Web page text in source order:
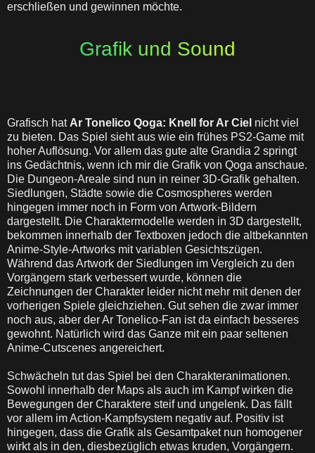
erschließen und gewinnen möchte.
Grafik und Sound
Grafisch hat Ar Tonelico Qoga: Knell for Ar Ciel nicht viel
zu bieten. Das Spiel sieht aus wie ein frühes PS2-Game mit
hoher Auflösung. Vor allem das gute alte Grandia 2 springt
ins Gedächtnis, wenn ich mir die Grafik von Qoga anschaue.
Die Dungeon-Areale sind nun in reiner 3D-Grafik gehalten.
Siedlungen, Städte sowie die Cosmospheres werden
hingegen immer noch in Form von Artwork-Bildern
dargestellt. Die Charaktermodelle werden in 3D dargestellt,
bekommen innerhalb der Textboxen jedoch die altbekannten
Anime-Style-Artworks mit variablen Gesichtszügen.
Während das Artwork der Siedlungen im Vergleich zu den
Vorgängern stark verbessert wurde, können die
Zeichnungen der Charakter leider nicht mehr mit denen der
vorherigen Spiele gleichziehen. Gut sehen die zwar immer
noch aus, aber der Ar Tonelico-Fan ist da einfach besseres
gewohnt. Natürlich wird das Ganze mit ein paar seltenen
Anime-Cutscenes angereichert.
Schwächeln tut das Spiel bei den Charakteranimationen.
Sowohl innerhalb der Maps als auch im Kampf wirken die
Bewegungen der Charaktere steif und ungelenk. Das fällt
vor allem im Action-Kampfsystem negativ auf. Positiv ist
hingegen, dass die Grafik als Gesamtpaket nun homogener
wirkt als in den, diesbezüglich etwas kruden, Vorgängern.